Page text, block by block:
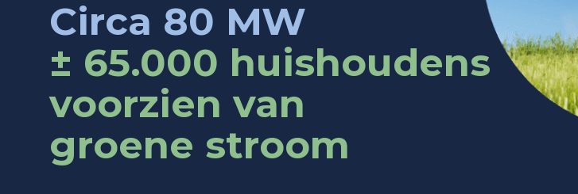
Circa 80 MW
± 65.000 huishoudens
voorzien van
groene stroom